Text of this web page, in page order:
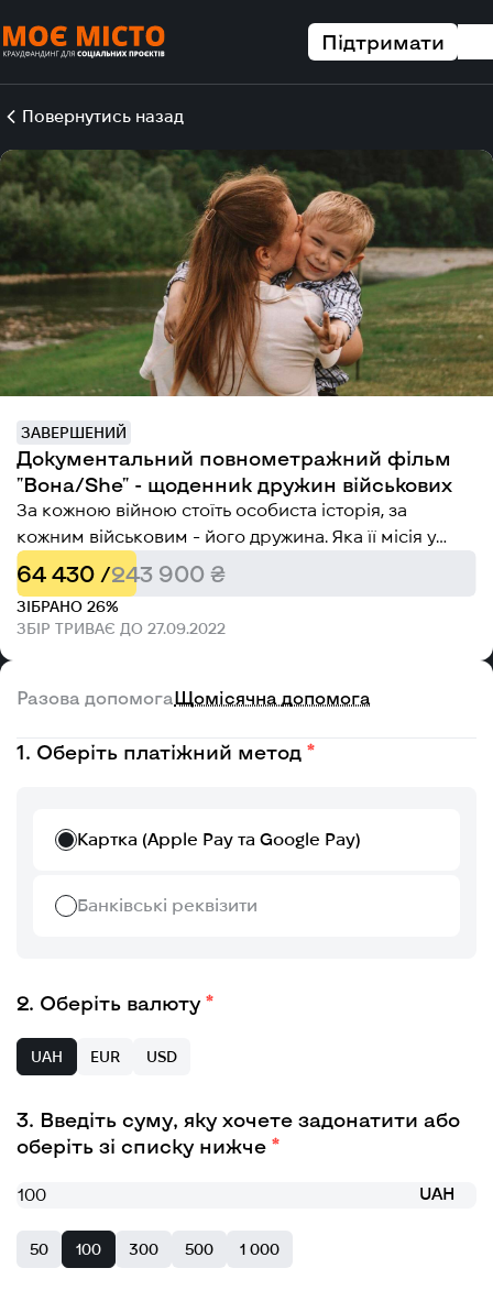
Підтримати
Повернутись назад
ЗАВЕРШЕНИЙ
Документальний повнометражний фільм
"Вона/She" - щоденник дружин військових
За кожною війною стоїть особиста історія, за
кожним військовим - його дружина. Яка її місія у
64 430 /243 900 ₴
ЗІБРАНО 26%
ЗБІР ТРИВАЄ ДО 27.09.2022
Разова допомогаЩомісячна допомога
Оберіть платіжний метод
Картка (Apple Pay та Google Pay)
Банківські реквізити
Оберіть валюту
UAH EUR USD
Введіть суму, яку хочете задонатити або
оберіть зі списку нижче
UAH
50 100 300 500 1 000